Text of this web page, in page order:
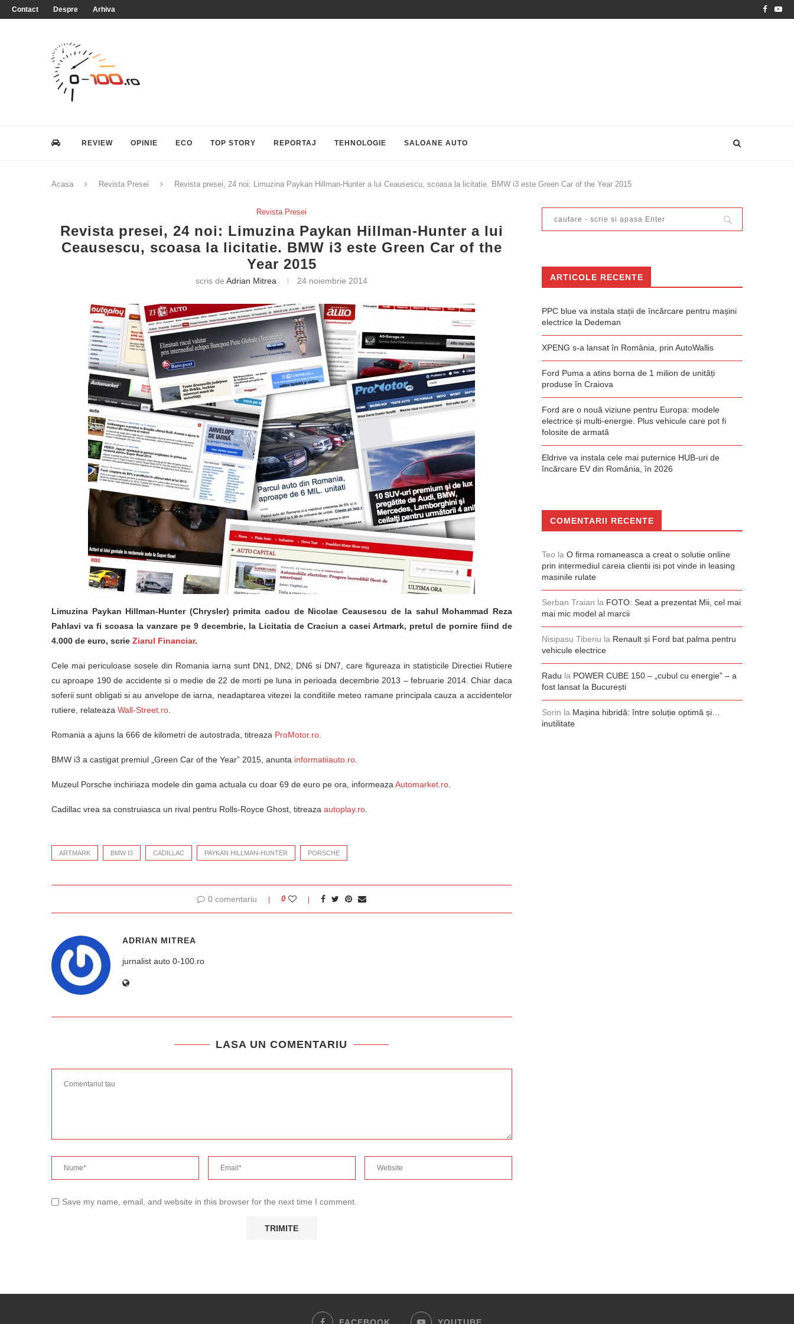
Contact Despre Arhiva
REVIEW OPINIE ECO TOP STORY REPORTAJ TEHNOLOGIE SALOANE AUTO
Acasa Revista Presei Revista presei, 24 noi: Limuzina Paykan Hillman-Hunter a lui Ceausescu, scoasa la licitatie. BMW i3 este Green Car of the Year 2015
Revista Presei
Revista presei, 24 noi: Limuzina Paykan Hillman-Hunter a lui
Ceausescu, scoasa la licitatie. BMW i3 este Green Car of the
Year 2015
scris deAdrian Mitrea 24 noiembrie 2014
Limuzina Paykan Hillman-Hunter (Chrysler) primita cadou de Nicolae Ceausescu de la sahul Mohammad Reza
Pahlavi va fi scoasa la vanzare pe 9 decembrie, la Licitatia de Craciun a casei Artmark, pretul de pornire fiind de
4.000 de euro, scrie Ziarul Financiar.
Cele mai periculoase sosele din Romania iarna sunt DN1, DN2, DN6 si DN7, care figureaza in statisticile Directiei Rutiere
cu aproape 190 de accidente si o medie de 22 de morti pe luna in perioada decembrie 2013 – februarie 2014. Chiar daca
soferii sunt obligati si au anvelope de iarna, neadaptarea vitezei la conditiile meteo ramane principala cauza a accidentelor
rutiere, relateaza Wall-Street.ro
Romania a ajuns la 666 de kilometri de autostrada, titreaza ProMotor.ro
BMW i3 a castigat premiul „Green Car of the Year” 2015, anunta informatiiauto.ro
Muzeul Porsche inchiriaza modele din gama actuala cu doar 69 de euro pe ora, informeaza Automarket.ro
Cadillac vrea sa construiasca un rival pentru Rolls-Royce Ghost, titreaza autoplay.ro
ARTMARK BMW I3 CADILLAC PAYKAN HILLMAN-HUNTER PORSCHE
0 comentariu 0
ADRIAN MITREA
jurnalist auto 0-100.ro
LASA UN COMENTARIU
Save my name, email, and website in this browser for the next time I comment.
ARTICOLE RECENTE
PPC blue va instala stații de încărcare pentru mașini
electrice la Dedeman
XPENG s-a lansat în România, prin AutoWallis
Ford Puma a atins borna de 1 milion de unități
produse în Craiova
Ford are o nouă viziune pentru Europa: modele
electrice și multi-energie. Plus vehicule care pot fi
folosite de armată
Eldrive va instala cele mai puternice HUB-uri de
încărcare EV din România, în 2026
COMENTARII RECENTE
Teo la O firma romaneasca a creat o solutie online
prin intermediul careia clientii isi pot vinde in leasing
masinile rulate
Serban Traian la FOTO: Seat a prezentat Mii, cel mai
mai mic model al marcii
Nisipasu Tiberiu la Renault și Ford bat palma pentru
vehicule electrice
Radu la POWER CUBE 150 – „cubul cu energie” – a
fost lansat la București
Sorin la Mașina hibridă: între soluție optimă și…
inutilitate